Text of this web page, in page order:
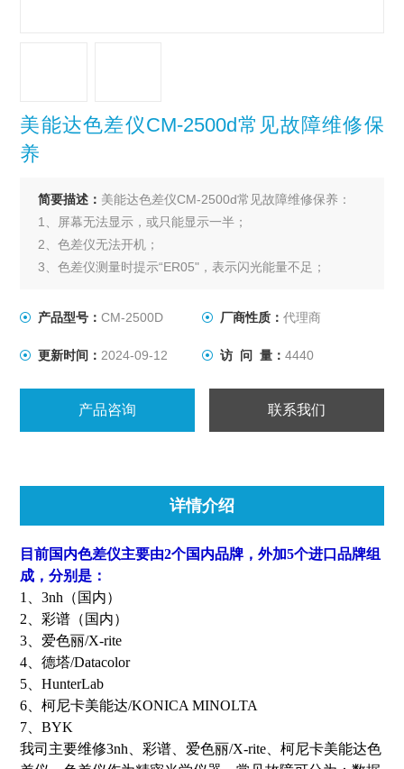
美能达色差仪CM-2500d常见故障维修保
养
简要描述： 美能达色差仪CM-2500d常见故障维修保养：
1、屏幕无法显示，或只能显示一半；
2、色差仪无法开机；
3、色差仪测量时提示“ER05"，表示闪光能量不足；
产品型号：CM-2500D 厂商性质： 代理商
更新时间： 2024-09-12 访 问 量： 4440
产品咨询 联系我们
详情介绍
目前国内色差仪主要由2个国内品牌，外加5个进口品牌组
成，分别是：
1、3nh（国内）
2、彩谱（国内）
3、爱色丽/X-rite
4、德塔/Datacolor
5、HunterLab
6、柯尼卡美能达/KONICA MINOLTA
7、BYK
我司主要维修3nh、彩谱、爱色丽/X-rite、柯尼卡美能达色